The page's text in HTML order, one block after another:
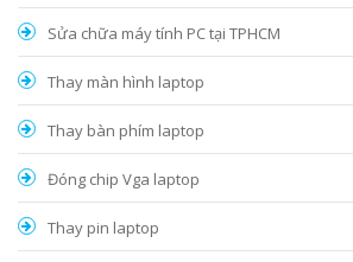
Sửa chữa máy tính PC tại TPHCM
Thay màn hình laptop
Thay bàn phím laptop
Đóng chip Vga laptop
Thay pin laptop